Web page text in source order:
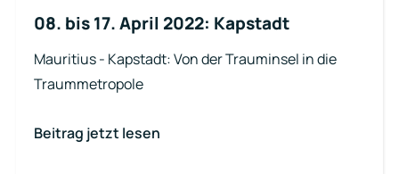
08. bis 17. April 2022: Kapstadt
Mauritius - Kapstadt: Von der Trauminsel in die
Traummetropole
Beitrag jetzt lesen